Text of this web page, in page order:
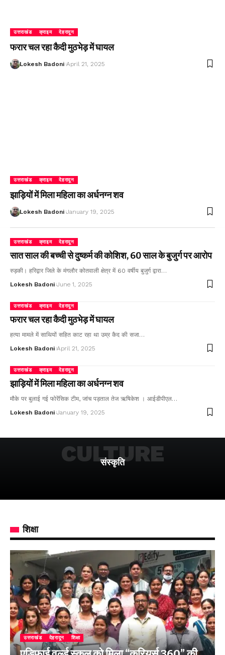
उत्तराखंड क्राइम देहरादून
फरार चल रहा कैदी मुठभेड़ में घायल
Lokesh Badoni April 21, 2025
उत्तराखंड क्राइम देहरादून
झाड़ियों में मिला महिला का अर्धनग्न शव
Lokesh Badoni January 19, 2025
उत्तराखंड क्राइम देहरादून
सात साल की बच्ची से दुष्कर्म की कोशिश, 60 साल के बुजुर्ग पर आरोप
रुड़की। हरिद्वार जिले के मंगलौर कोतवाली क्षेत्र में 60 वर्षीय बुजुर्ग द्वारा…
Lokesh Badoni June 1, 2025
उत्तराखंड क्राइम देहरादून
फरार चल रहा कैदी मुठभेड़ में घायल
हत्या मामले में साथियों सहित काट रहा था उम्र कैद की सजा…
Lokesh Badoni April 21, 2025
उत्तराखंड क्राइम देहरादून
झाड़ियों में मिला महिला का अर्धनग्न शव
मौके पर बुलाई गई फोरेंसिक टीम, जांच पड़ताल तेज ऋषिकेश । आईडीपीएल…
Lokesh Badoni January 19, 2025
संस्कृति
CULTURE
शिक्षा
उत्तराखंड देहरादून शिक्षा